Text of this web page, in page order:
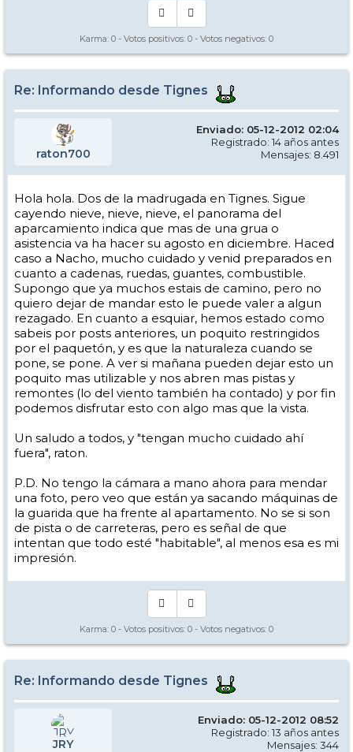
Karma: 0 - Votos positivos: 0 - Votos negativos: 0
Re: Informando desde Tignes
raton700
Enviado: 05-12-2012 02:04
Registrado: 14 años antes
Mensajes: 8.491
Hola hola. Dos de la madrugada en Tignes. Sigue
cayendo nieve, nieve, nieve, el panorama del
aparcamiento indica que mas de una grua o
asistencia va ha hacer su agosto en diciembre. Haced
caso a Nacho, mucho cuidado y venid preparados en
cuanto a cadenas, ruedas, guantes, combustible.
Supongo que ya muchos estais de camino, pero no
quiero dejar de mandar esto le puede valer a algun
rezagado. En cuanto a esquiar, hemos estado como
sabeis por posts anteriores, un poquito restringidos
por el paquetón, y es que la naturaleza cuando se
pone, se pone. A ver si mañana pueden dejar esto un
poquito mas utilizable y nos abren mas pistas y
remontes (lo del viento también ha contado) y por fin
podemos disfrutar esto con algo mas que la vista.
Un saludo a todos, y "tengan mucho cuidado ahí
fuera", raton.
P.D. No tengo la cámara a mano ahora para mendar
una foto, pero veo que están ya sacando máquinas de
la guarida que ha frente al apartamento. No se si son
de pista o de carreteras, pero es señal de que
intentan que todo esté "habitable", al menos esa es mi
impresión.
Karma: 0 - Votos positivos: 0 - Votos negativos: 0
Re: Informando desde Tignes
JRY
Enviado: 05-12-2012 08:52
Registrado: 13 años antes
Mensajes: 344